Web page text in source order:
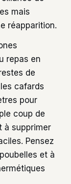
mais
réapparition.
repas en
de
cafards
pour
coup de
à supprimer
Pensez
et à